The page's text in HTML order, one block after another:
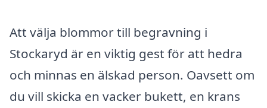
Att välja blommor till begravning i
Stockaryd är en viktig gest för att hedra
och minnas en älskad person. Oavsett om
du vill skicka en vacker bukett, en krans